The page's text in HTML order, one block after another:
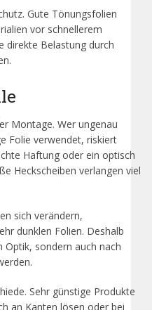
Gute Tönungsfolien
vor schnellerem
direkte Belastung durch
Montage. Wer ungenau
Folie verwendet, riskiert
Haftung oder ein optisch
Heckscheiben verlangen viel
sich verändern,
dunklen Folien. Deshalb
Optik, sondern auch nach
Sehr günstige Produkte
an Kanten lösen oder bei